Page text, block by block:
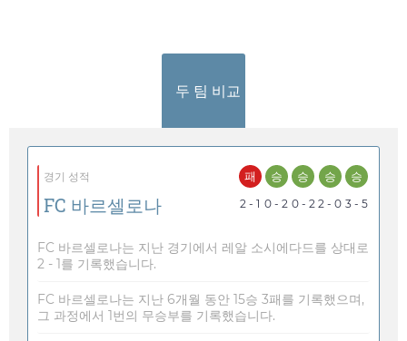
두 팀 비교
경기 성적
FC 바르셀로나
패
2 - 1
승
0 - 2
승
0 - 2
승
2 - 0
승
3 - 5
FC 바르셀로나는 지난 경기에서 레알 소시에다드를 상대로
2 - 1를 기록했습니다.
FC 바르셀로나는 지난 6개월 동안 15승 3패를 기록했으며,
그 과정에서 1번의 무승부를 기록했습니다.